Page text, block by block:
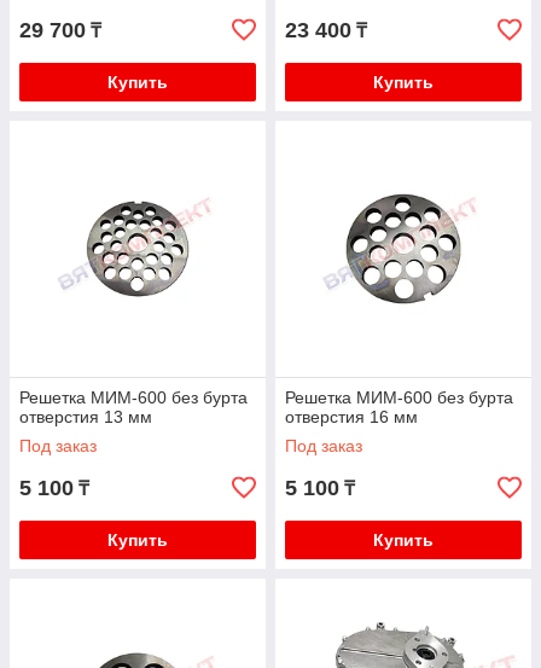
29 700 ₸
Купить
23 400 ₸
Купить
Решетка МИМ-600 без бурта
отверстия 13 мм
Под заказ
5 100 ₸
Купить
Решетка МИМ-600 без бурта
отверстия 16 мм
Под заказ
5 100 ₸
Купить